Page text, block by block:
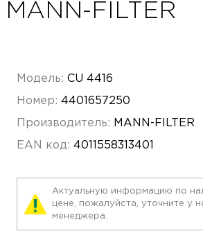
FILTER
Модель: CU 4416
Номер: 4401657250
Производитель: MANN-FILTER
EAN код: 4011558313401
Актуальную информацию по
цене, пожалуйста, уточните у
менеджера.